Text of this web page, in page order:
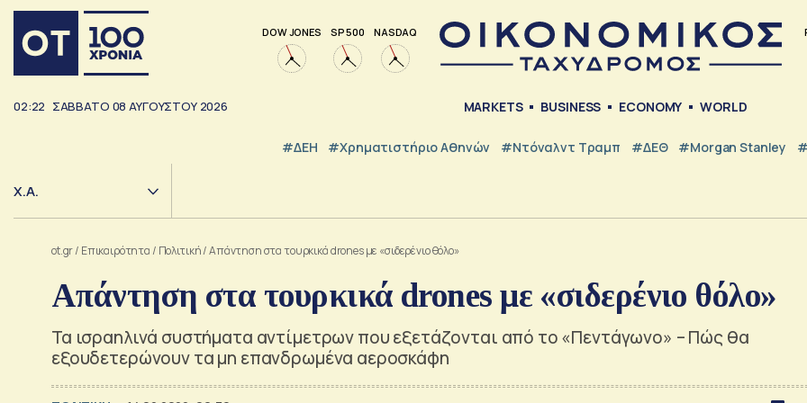
DOW JONES SP 500 NASDAQ
02:22 ΣΑΒΒΑΤΟ 08 ΑΥΓΟΥΣΤΟΥ 2026 MARKETS BUSINESS ECONOMY WORLD
#ΔΕΗ #Χρηματιστήριο Αθηνών #Ντόναλντ Τραμπ #ΔΕΘ #Morgan Stanley
Χ.Α.
ot.gr/ Επικαιρότητα / Πολιτική/Απάντηση στα τουρκικά drones με «σιδερένιο θόλο»
Απάντηση στα τουρκικά drones με «σιδερένιο θόλο»
Τα ισραηλινά συστήματα αντίμετρων που εξετάζονται από το «Πεντάγωνο» – Πώς θα
εξουδετερώνουν τα μη επανδρωμένα αεροσκάφη